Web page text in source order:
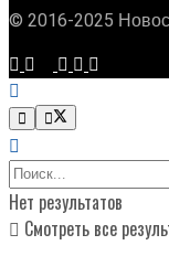
© 2016-2025
Нет результатов
Смотреть все